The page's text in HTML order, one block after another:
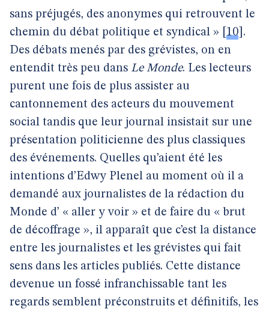
sans préjugés, des anonymes qui retrouvent le
chemin du débat politique et syndical »
10 .
Des débats menés par des grévistes, on en
entendit très peu dans Le Monde. Les lecteurs
purent une fois de plus assister au
cantonnement des acteurs du mouvement
social tandis que leur journal insistait sur une
présentation politicienne des plus classiques
des événements. Quelles qu’aient été les
intentions d’Edwy Plenel au moment où il a
demandé aux journalistes de la rédaction du
Monde d’ « aller y voir » et de faire du « brut
de décoffrage », il apparaît que c’est la distance
entre les journalistes et les grévistes qui fait
sens dans les articles publiés. Cette distance
devenue un fossé infranchissable tant les
regards semblent préconstruits et définitifs, les